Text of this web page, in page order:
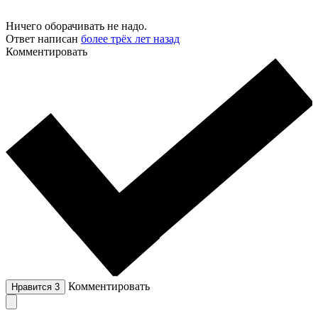
Ничего оборачивать не надо.
Ответ написан более трёх лет назад
Комментировать
Нравится 3 Комментировать